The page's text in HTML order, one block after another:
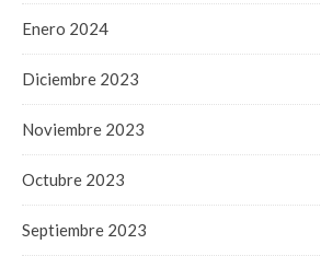
Enero 2024
Diciembre 2023
Noviembre 2023
Octubre 2023
Septiembre 2023